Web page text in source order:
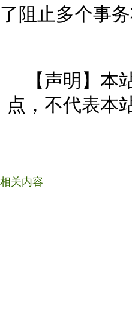
了阻止多个事
【声明】
点，不代表本
相关内容